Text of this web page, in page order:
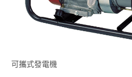
高壓/消防幫浦
速霸陸引擎系列
零件
可攜式發電機